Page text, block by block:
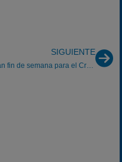
SIGUIENTE
Gran fin de semana para el CraksRacing Team